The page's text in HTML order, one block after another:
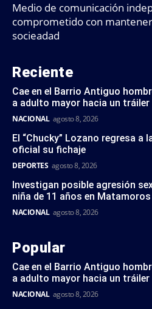
Medio de comunicación
comprometido con
socieadad
Reciente
Cae en el Barrio Antiguo
a adulto mayor hacia un tráiler
NACIONAL agosto 8, 2026
El “Chucky” Lozano regresa a
oficial su fichaje
DEPORTES agosto 8, 2026
Investigan posible agresión
niña de 11 años en Matamoros
NACIONAL agosto 8, 2026
Popular
Cae en el Barrio Antiguo
a adulto mayor hacia un tráiler
NACIONAL agosto 8, 2026